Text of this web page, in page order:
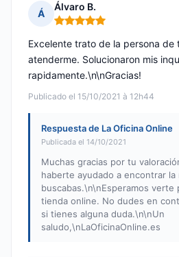
Á
Álvaro B.
Nota: 5 de 5
Publicado el 15/10/2021 à 12h44
Excelente trato de la persona
atenderme. Solucionaron mis
rapidamente.\n\nGracias!
Respuesta de La Oficina Online
Publicada el 14/10/2021
Muchas gracias por tu
haberte ayudado a encontrar la
buscabas.\n\nEsperamos
tienda online. No dudes en
si tienes alguna duda.\n\nUn
saludo,\nLaOficinaOnline.es